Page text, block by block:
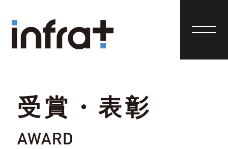
受賞・表彰
AWARD